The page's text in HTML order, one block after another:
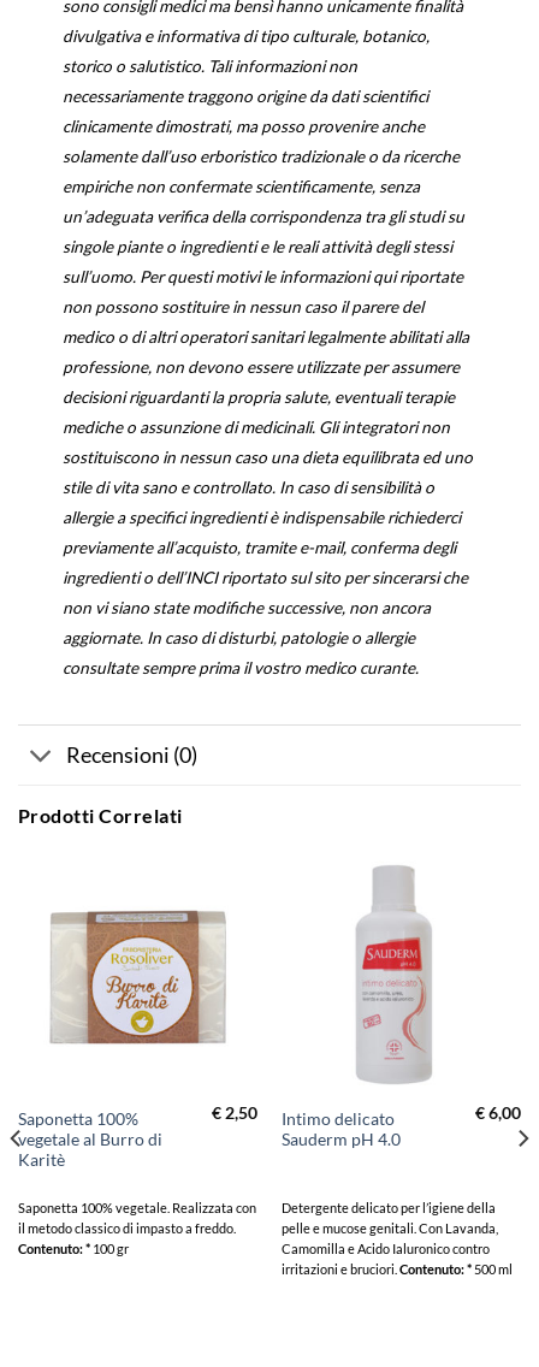
sono consigli medici ma bensì hanno unicamente finalità
divulgativa e informativa di tipo culturale, botanico,
storico o salutistico. Tali informazioni non
necessariamente traggono origine da dati scientifici
clinicamente dimostrati, ma posso provenire anche
solamente dall’uso erboristico tradizionale o da ricerche
empiriche non confermate scientificamente, senza
un’adeguata verifica della corrispondenza tra gli studi su
singole piante o ingredienti e le reali attività degli stessi
sull’uomo. Per questi motivi le informazioni qui riportate
non possono sostituire in nessun caso il parere del
medico o di altri operatori sanitari legalmente abilitati alla
professione, non devono essere utilizzate per assumere
decisioni riguardanti la propria salute, eventuali terapie
mediche o assunzione di medicinali. Gli integratori non
sostituiscono in nessun caso una dieta equilibrata ed uno
stile di vita sano e controllato. In caso di sensibilità o
allergie a specifici ingredienti è indispensabile richiederci
previamente all’acquisto, tramite e-mail, conferma degli
ingredienti o dell’INCI riportato sul sito per sincerarsi che
non vi siano state modifiche successive, non ancora
aggiornate. In caso di disturbi, patologie o allergie
consultate sempre prima il vostro medico curante.
Recensioni (0)
Prodotti Correlati
Saponetta 100%
vegetale al Burro di
Karitè
€2,50
Saponetta 100% vegetale. Realizzata con
il metodo classico di impasto a freddo.
Contenuto: * 100 gr
Intimo delicato
Sauderm pH 4.0
€6,00
Detergente delicato per l’igiene della
pelle e mucose genitali. Con Lavanda,
Camomilla e Acido Ialuronico contro
irritazioni e bruciori. Contenuto: * 500 ml